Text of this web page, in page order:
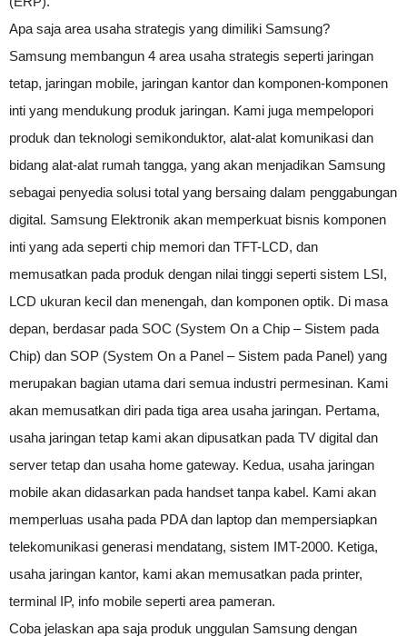
Apa saja area usaha strategis yang dimiliki Samsung?
Samsung membangun 4 area usaha strategis seperti jaringan
tetap, jaringan mobile, jaringan kantor dan komponen-komponen
inti yang mendukung produk jaringan. Kami juga mempelopori
produk dan teknologi semikonduktor, alat-alat komunikasi dan
bidang alat-alat rumah tangga, yang akan menjadikan Samsung
sebagai penyedia solusi total yang bersaing dalam penggabungan
digital. Samsung Elektronik akan memperkuat bisnis komponen
inti yang ada seperti chip memori dan TFT-LCD, dan
memusatkan pada produk dengan nilai tinggi seperti sistem LSI,
LCD ukuran kecil dan menengah, dan komponen optik. Di masa
depan, berdasar pada SOC (System On a Chip – Sistem pada
Chip) dan SOP (System On a Panel – Sistem pada Panel) yang
merupakan bagian utama dari semua industri permesinan. Kami
akan memusatkan diri pada tiga area usaha jaringan. Pertama,
usaha jaringan tetap kami akan dipusatkan pada TV digital dan
server tetap dan usaha home gateway. Kedua, usaha jaringan
mobile akan didasarkan pada handset tanpa kabel. Kami akan
memperluas usaha pada PDA dan laptop dan mempersiapkan
telekomunikasi generasi mendatang, sistem IMT-2000. Ketiga,
usaha jaringan kantor, kami akan memusatkan pada printer,
terminal IP, info mobile seperti area pameran.
Coba jelaskan apa saja produk unggulan Samsung dengan